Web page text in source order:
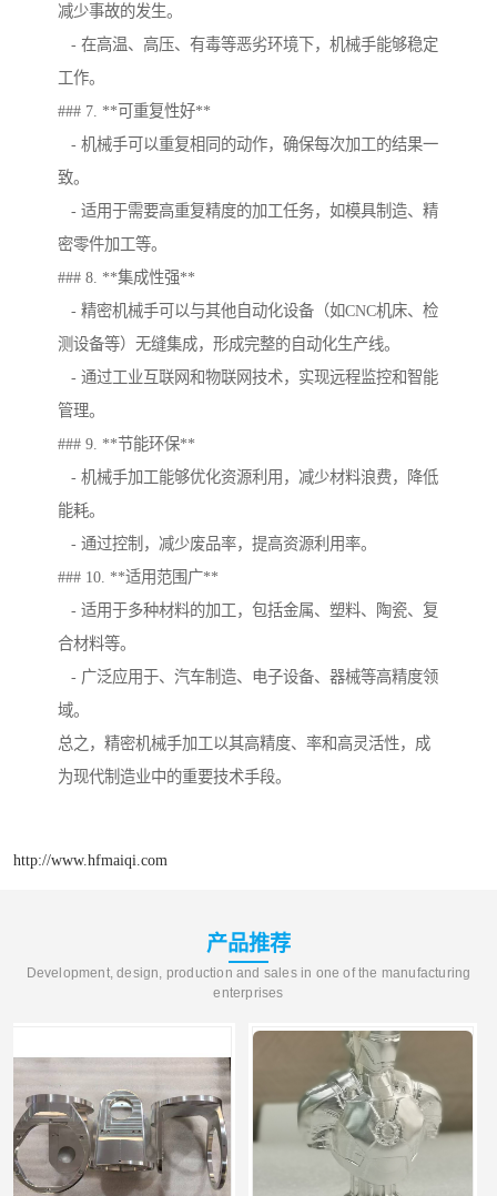
减少事故的发生。
- 在高温、高压、有毒等恶劣环境下，机械手能够稳定
工作。
### 7. **可重复性好**
- 机械手可以重复相同的动作，确保每次加工的结果一
致。
- 适用于需要高重复精度的加工任务，如模具制造、精
密零件加工等。
### 8. **集成性强**
- 精密机械手可以与其他自动化设备（如CNC机床、检
测设备等）无缝集成，形成完整的自动化生产线。
- 通过工业互联网和物联网技术，实现远程监控和智能
管理。
### 9. **节能环保**
- 机械手加工能够优化资源利用，减少材料浪费，降低
能耗。
- 通过控制，减少废品率，提高资源利用率。
### 10. **适用范围广**
- 适用于多种材料的加工，包括金属、塑料、陶瓷、复
合材料等。
- 广泛应用于、汽车制造、电子设备、器械等高精度领
域。
总之，精密机械手加工以其高精度、率和高灵活性，成
为现代制造业中的重要技术手段。
http://www.hfmaiqi.com
产品推荐
Development, design, production and sales in one of the manufacturing
enterprises